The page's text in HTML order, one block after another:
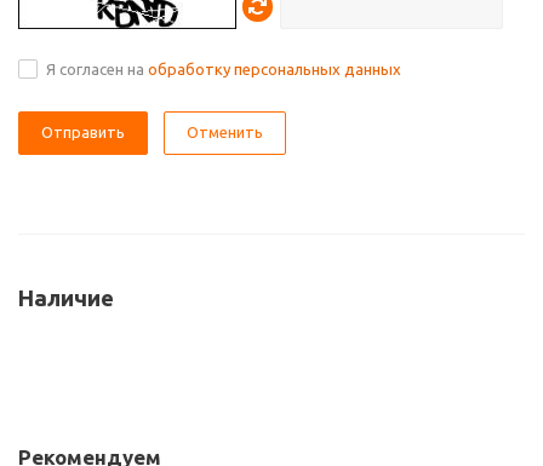
Я согласен на обработку персональных данных
Отменить
Наличие
Рекомендуем